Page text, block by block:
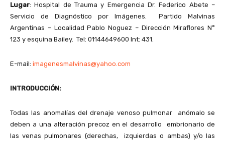
Lugar: Hospital de Trauma y Emergencia Dr. Federico Abete –
Servicio de Diagnóstico por Imágenes. Partido Malvinas
Argentinas – Localidad Pablo Noguez – Dirección Miraflores N°
123 y esquina Bailey. Tel: 01144649600 Int: 431.
E-mail: imagenesmalvinas@yahoo.com
INTRODUCCIÓN:
Todas las anomalías del drenaje venoso pulmonar anómalo se
deben a una alteración precoz en el desarrollo embrionario de
las venas pulmonares (derechas, izquierdas o ambas) y/o las